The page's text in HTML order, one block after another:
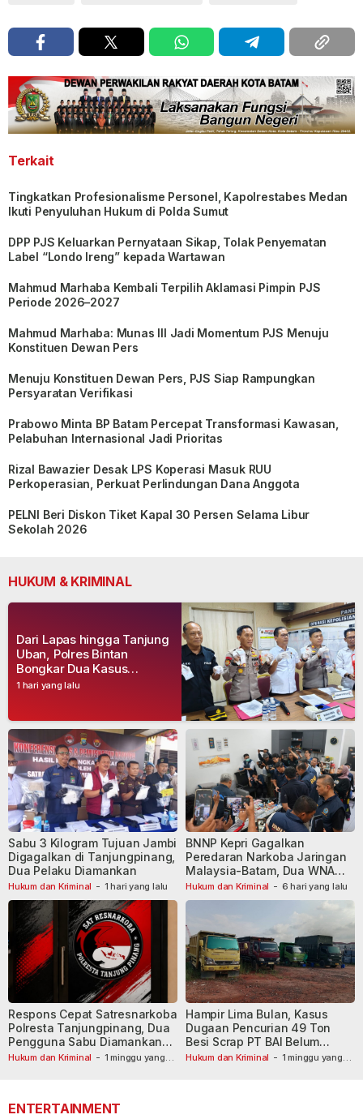
Terkait
Tingkatkan Profesionalisme Personel, Kapolrestabes Medan
Ikuti Penyuluhan Hukum di Polda Sumut
DPP PJS Keluarkan Pernyataan Sikap, Tolak Penyematan
Label “Londo Ireng” kepada Wartawan
Mahmud Marhaba Kembali Terpilih Aklamasi Pimpin PJS
Periode 2026–2027
Mahmud Marhaba: Munas III Jadi Momentum PJS Menuju
Konstituen Dewan Pers
Menuju Konstituen Dewan Pers, PJS Siap Rampungkan
Persyaratan Verifikasi
Prabowo Minta BP Batam Percepat Transformasi Kawasan,
Pelabuhan Internasional Jadi Prioritas
Rizal Bawazier Desak LPS Koperasi Masuk RUU
Perkoperasian, Perkuat Perlindungan Dana Anggota
PELNI Beri Diskon Tiket Kapal 30 Persen Selama Libur
Sekolah 2026
HUKUM & KRIMINAL
1 hari yang lalu
Dari Lapas hingga Tanjung
Uban, Polres Bintan
Bongkar Dua Kasus
Narkoba, Empat Tersangka
Hukum dan Kriminal - 1 hari yang lalu
Sabu 3 Kilogram Tujuan Jambi
Digagalkan di Tanjungpinang,
Dua Pelaku Diamankan
Hukum dan Kriminal - 6 hari yang lalu
BNNP Kepri Gagalkan
Peredaran Narkoba Jaringan
Malaysia-Batam, Dua WNA
Masih Diburu
Hukum dan Kriminal - 1 minggu yang
Respons Cepat Satresnarkoba
Polresta Tanjungpinang, Dua
Pengguna Sabu Diamankan
Usai Dilaporkan ke Call Center
Hukum dan Kriminal - 1 minggu yang
Hampir Lima Bulan, Kasus
Dugaan Pencurian 49 Ton
Besi Scrap PT BAI Belum
Tetapkan Tersangka
ENTERTAINMENT